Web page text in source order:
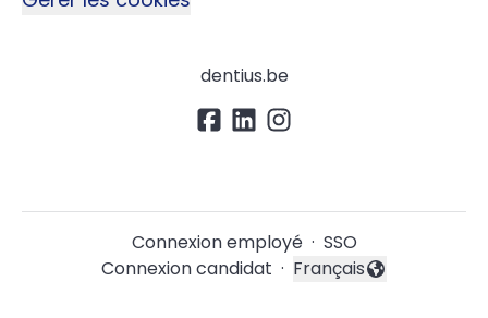
dentius.be
Connexion employé · SSO
Connexion candidat · Changer la langue
Français